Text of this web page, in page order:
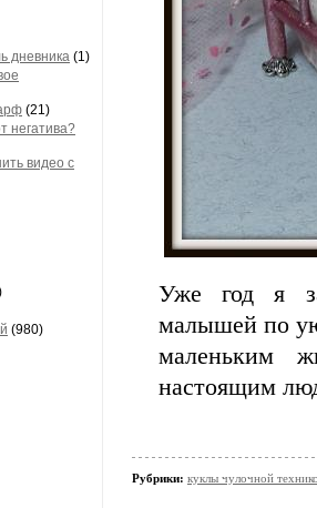
дневника (1)
(21)
негатива?
видео с
(980)
Уже год я
малышей по
маленьким
настоящим
Рубрики: куклы чулочной